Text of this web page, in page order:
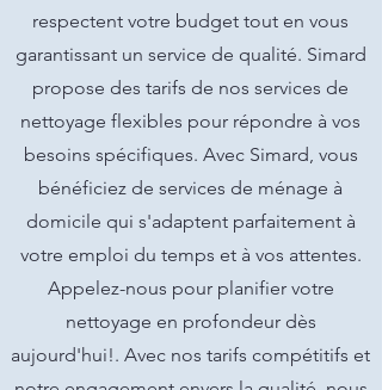
respectent votre budget tout en vous
garantissant un service de qualité. Simard
propose des tarifs de nos services de
nettoyage flexibles pour répondre à vos
besoins spécifiques. Avec Simard, vous
bénéficiez de services de ménage à
domicile qui s'adaptent parfaitement à
votre emploi du temps et à vos attentes.
Appelez-nous pour planifier votre
nettoyage en profondeur dès
aujourd'hui!. Avec nos tarifs compétitifs et